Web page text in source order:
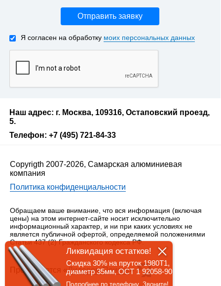
Отправить заявку
Я согласен на обработку моих персональных данных
Наш адрес: г. Москва, 109316, Остаповский проезд,
5.
Телефон: +7 (495) 721-84-33
Copyrigth 2007-2026, Самарская алюминиевая
компания
Политика конфиденциальности
Обращаем ваше внимание, что вся информация (включая
цены) на этом интернет-сайте носит исключительно
информационный характер, и ни при каких условиях не
является публичной офертой, определяемой положениями
Статьи 437 (2) Гражданского кодекса РФ.
Продвигается «Лидером Поиска»
Ликвидация остатков!
Скидка 30% на пруток 1980Т1,
диаметр 35мм, ОСТ 1 92058-90
Подробнее по телефону. Звоните!